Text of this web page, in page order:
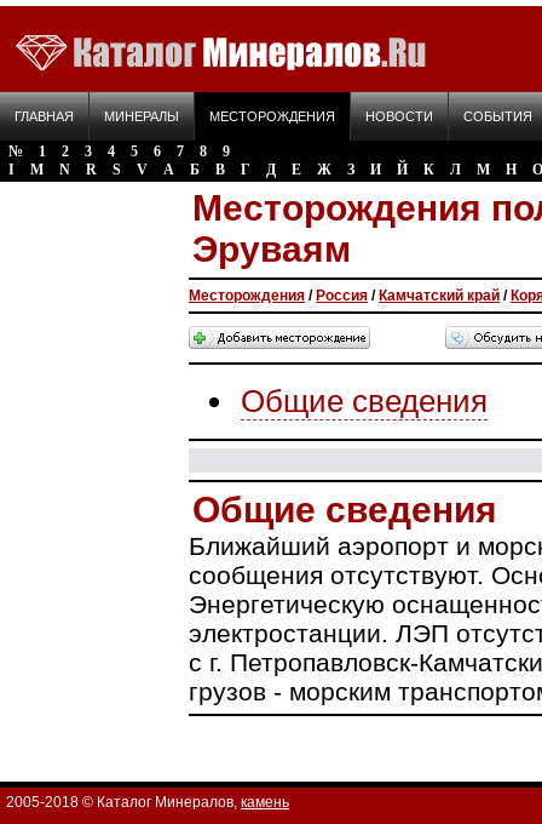
ГЛАВНАЯ МИНЕРАЛЫ МЕСТОРОЖДЕНИЯ НОВОСТИ СОБЫТИЯ
№ 1 2 3 4 5 6 7 8
9
I
M N R S V А Б В Г Д Е Ж З И Й К Л М Н О
Месторождения
Эруваям
Месторождения / Россия / Камчатский край /
Общие сведения
Общие сведения
Ближайший аэропорт и
сообщения отсутствуют.
Энергетическую
электростанции. ЛЭП
с г. Петропавловск-
грузов - морским
2005-2018 © Каталог Минералов, камень